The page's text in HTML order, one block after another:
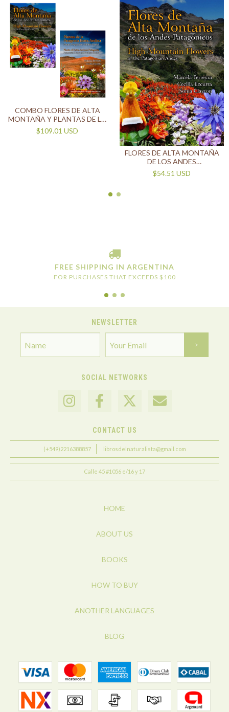
COMBO FLORES DE ALTA
MONTAÑA Y PLANTAS DE LA
PATAGONIA EXTRANDINA
$109.01 USD
FLORES DE ALTA MONTAÑA
DE LOS ANDES
PATAGÓNICOS
$54.51 USD
FREE SHIPPING IN ARGENTINA
FOR PURCHASES THAT EXCEEDS $100
NEWSLETTER
SOCIAL NETWORKS
CONTACT US
(+549)2216388857 librosdelnaturalista@gmail.com
Calle 45 #1056 e/16 y 17
HOME
ABOUT US
BOOKS
HOW TO BUY
ANOTHER LANGUAGES
BLOG